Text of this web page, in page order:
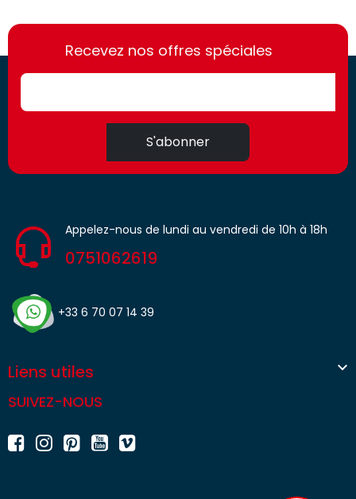
https://france-
access.fr
https://france-
access.fr
Recevez nos offres spéciales
S'abonner
Appelez-nous de lundi au vendredi de 10h à 18h
0751062619
+33 6 70 07 14 39
Liens utiles 
SUIVEZ-NOUS